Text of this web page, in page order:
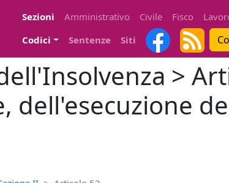
Sezioni Amministrativo Civile Fisco
Codici
Sentenze Siti
>
dell'esecuzione